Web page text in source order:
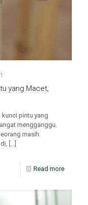
yang Macet,
pintu yang
mengganggu.
masih
Read more